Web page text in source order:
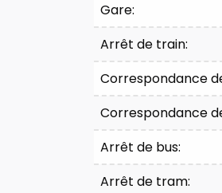
Gare:
Arrêt de train:
Correspondance
Correspondance
Arrêt de bus:
Arrêt de tram: